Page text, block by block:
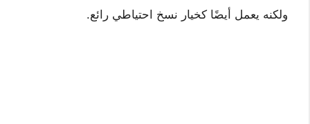
ولكنه يعمل أيضًا كخيار نسخ احتياطي رائع.